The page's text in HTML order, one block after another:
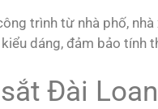
trình từ nhà phố,
dáng, đảm bảo tính
Đài Loan